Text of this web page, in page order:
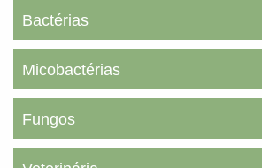
Bactérias
Micobactérias
Fungos